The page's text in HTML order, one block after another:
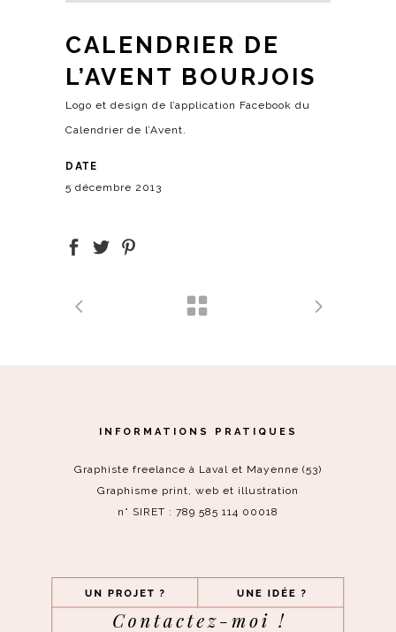
CALENDRIER DE
L’AVENT BOURJOIS
Logo et design de l’application Facebook du
Calendrier de l’Avent.
DATE
5 décembre 2013
INFORMATIONS PRATIQUES
Graphiste freelance à Laval et Mayenne (53)
Graphisme print, web et illustration
n° SIRET : 789 585 114 00018